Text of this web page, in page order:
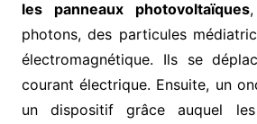
les panneaux photovoltaïques
photons, des particules
électromagnétique. Ils se
courant électrique. Ensuite, un
un dispositif grâce auquel